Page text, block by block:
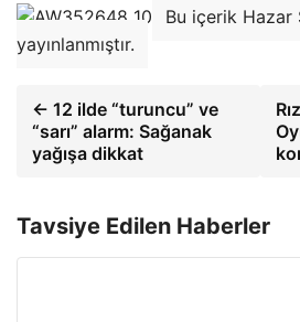
Bu içerik Hazar
yayınlanmıştır.
← 12 ilde “turuncu” ve
“sarı” alarm: Sağanak
yağışa dikkat
Tavsiye Edilen Haberler